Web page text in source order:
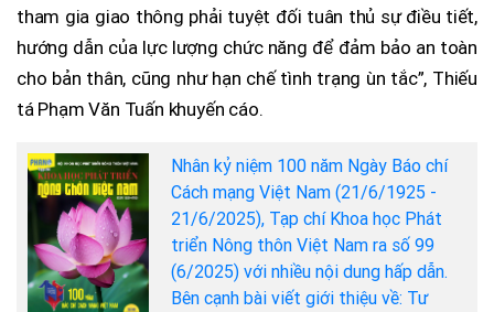
tham gia giao thông phải tuyệt đối tuân thủ sự điều tiết,
hướng dẫn của lực lượng chức năng để đảm bảo an toàn
cho bản thân, cũng như hạn chế tình trạng ùn tắc”, Thiếu
tá Phạm Văn Tuấn khuyến cáo.
Nhân kỷ niệm 100 năm Ngày Báo chí
Cách mạng Việt Nam (21/6/1925 -
21/6/2025), Tạp chí Khoa học Phát
triển Nông thôn Việt Nam ra số 99
(6/2025) với nhiều nội dung hấp dẫn.
Bên cạnh bài viết giới thiệu về: Tư